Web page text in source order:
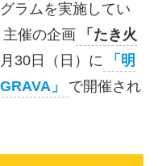
ラムを実施してい
催の企画
「たき火
30日（日）に
「明
」
で開催され